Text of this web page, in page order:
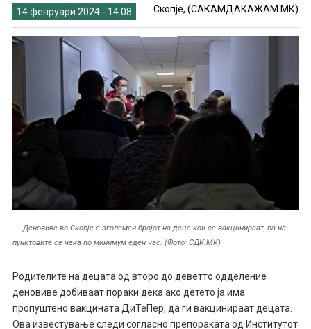
14 февруари 2024 - 14:08 Скопје, (САКАМДАКАЖАМ.МК)
Деновиве во Скопје е зголемен бројот на деца кои се вакцинираат, па на
пунктовите се чека по минимум еден час. (Фото: СДК.МК)
Родителите на децата од второ до деветто одделение
деновиве добиваат пораки дека ако детето ја има
пропуштено вакцината ДиТеПер, да ги вакцинираат децата.
Ова известување следи согласно препораката од Институтот